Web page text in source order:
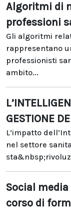
Algoritmi di
professioni
Gli algoritmi
rappresentano
professionisti
ambito...
GESTIONE
L’impatto
nel settore
Social
corso di